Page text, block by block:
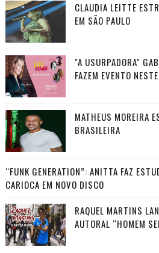
CLAUDIA LEITTE
EM SÃO PAULO
"A USURPADORA"
FAZEM EVENTO
MATHEUS MOREIRA
BRASILEIRA
“FUNK GENERATION”: ANITTA FAZ
CARIOCA EM NOVO DISCO
RAQUEL MARTINS
AUTORAL “HOMEM